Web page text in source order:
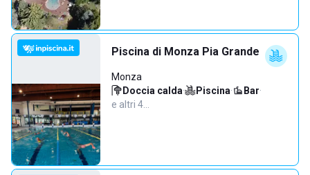
Piscina di Monza Pia Grande
Monza
Doccia calda· Piscina· Bar·
e altri 4…